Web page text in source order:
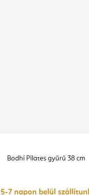
Bodhi Pilates gyűrű 38 cm
5-7 napon belül